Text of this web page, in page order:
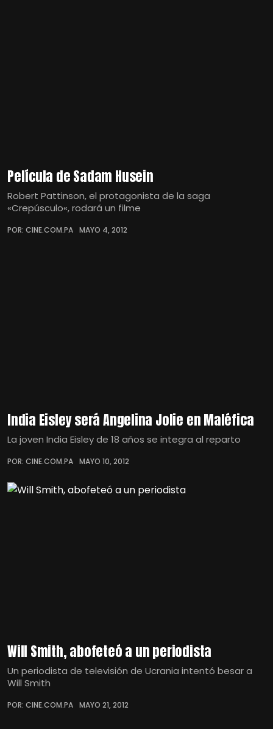
Película de Sadam Husein
Robert Pattinson, el protagonista de la saga
«Crepúsculo«, rodará un filme
POR: CINE.COM.PA MAYO 4, 2012
India Eisley será Angelina Jolie en Maléfica
La joven India Eisley de 18 años se integra al reparto
POR: CINE.COM.PA MAYO 10, 2012
Will Smith, abofeteó a un periodista
Un periodista de televisión de Ucrania intentó besar a
Will Smith
POR: CINE.COM.PA MAYO 21, 2012